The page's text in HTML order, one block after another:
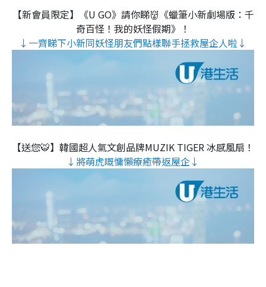
【新會員限定】《U GO》請你睇👹《蠟筆小新劇場版：千
奇百怪！我的妖怪假期》！
↓一齊睇下小新同妖怪朋友們點樣聯手拯救屋企人啦↓
【送您🐯】韓國超人氣文創品牌MUZIK TIGER 冰感風扇！
↓將萌虎嘅慵懶療癒帶返屋企↓